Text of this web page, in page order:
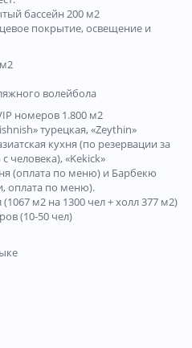
бассейн 200 м2
покрытие, освещение и
волейбола
номеров 1.800 м2
турецкая, «Zeythin»
кухня (по резервации за
человека), «Kekick»
(оплата по меню) и Барбекю
оплата по меню).
м2 на 1300 чел + холл 377 м2)
(10-50 чел)